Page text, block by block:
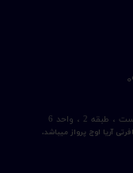
آریا اوج پرواز میباشد.
2 ، واحد 6